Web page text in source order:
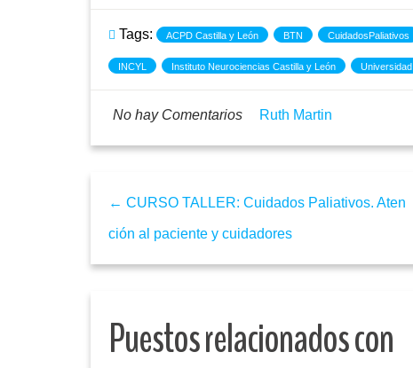
Tags: ACPD Castilla y León BTN CuidadosPaliativos
INCYL Instituto Neurociencias Castilla y León
No hay Comentarios Ruth Martin
← CURSO TALLER: Cuidados Paliativos. Aten
ción al paciente y cuidadores
Puestos relacionados con